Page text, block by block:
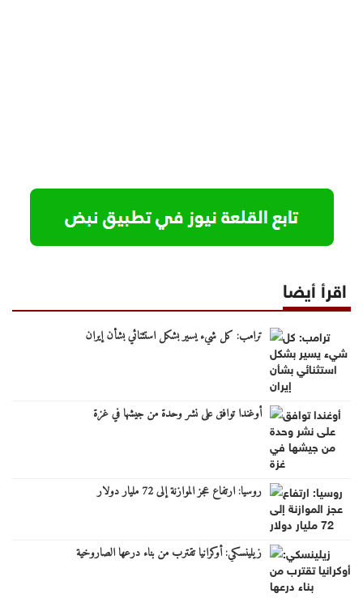
اقرأ أيضا
ترامب: كل شيء يسير بشكل استثنائي بشأن إيران
أوغندا توافق على نشر وحدة من جيشها في غزة
روسيا: ارتفاع عجز الموازنة إلى 72 مليار دولار
زيلينسكي: أوكرانيا تقترب من بناء درعها الصاروخية